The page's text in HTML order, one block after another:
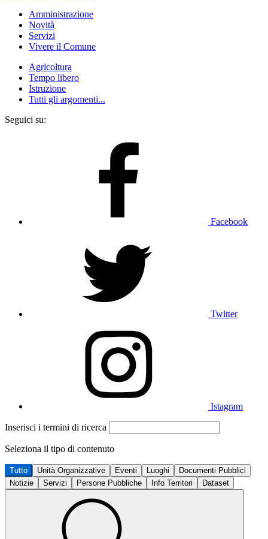
Amministrazione
Novità
Servizi
Vivere il Comune
Agricoltura
Tempo libero
Istruzione
Tutti gli argomenti...
Seguici su:
Facebook
Twitter
Istagram
Inserisci i termini di ricerca
Seleziona il tipo di contenuto
Tutto Unità Organizzative Eventi Luoghi
Documenti Pubblici
Notizie
Servizi Persone Pubbliche Info Territori Dataset